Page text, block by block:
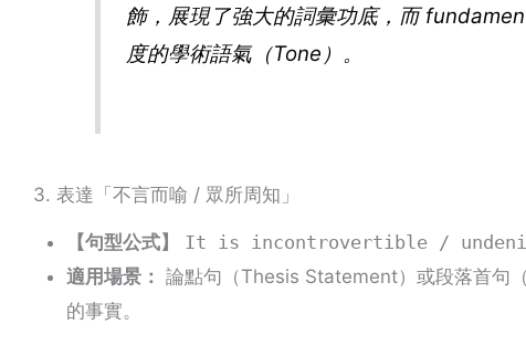
飾，展現了強大的詞彙功底，而
度的學術語氣（Tone）。
3. 表達「不言而喻 / 眾所周知」
【句型公式】
It is incontrovertible /
適用場景： 論點句（Thesis Statement）或段落首句
的事實。